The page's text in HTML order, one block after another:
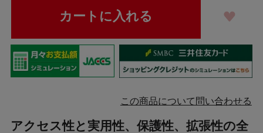
この商品について問い合わせる
アクセス性と実用性、保護性、拡張性の全